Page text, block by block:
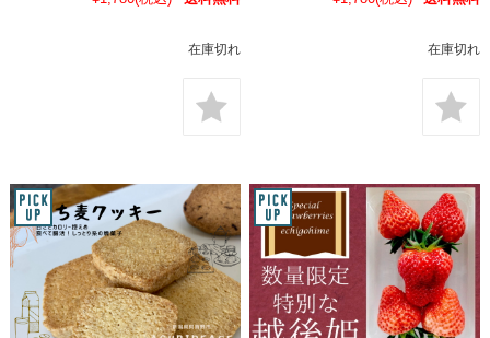
在庫切れ 在庫切れ